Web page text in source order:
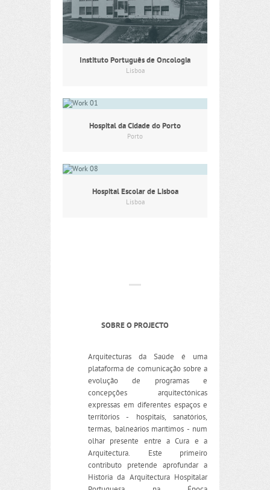
Instituto Português de Oncologia
Lisboa
Hospital da Cidade do Porto
Porto
Hospital Escolar de Lisboa
Lisboa
SOBRE O PROJECTO
Arquitecturas da Saúde é uma
plataforma de comunicação sobre a
evolução de programas e
concepções arquitectónicas
expressas em diferentes espaços e
territórios - hospitais, sanatórios,
termas, balneários marítimos - num
olhar presente entre a Cura e a
Arquitectura. Este primeiro
contributo pretende aprofundar a
História da Arquitectura Hospitalar